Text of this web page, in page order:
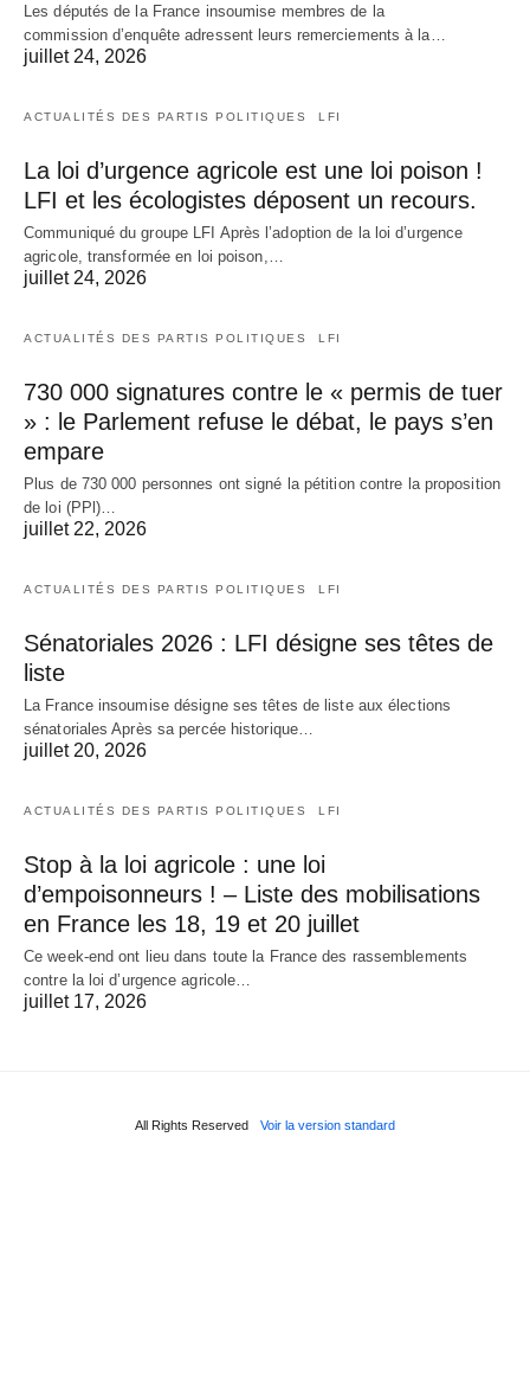
Les députés de la France insoumise membres de la
commission d’enquête adressent leurs remerciements à la…
juillet 24, 2026
ACTUALITÉS DES PARTIS POLITIQUES LFI
La loi d’urgence agricole est une loi poison !
LFI et les écologistes déposent un recours.
Communiqué du groupe LFI Après l’adoption de la loi d’urgence
agricole, transformée en loi poison,…
juillet 24, 2026
ACTUALITÉS DES PARTIS POLITIQUES LFI
730 000 signatures contre le « permis de tuer
» : le Parlement refuse le débat, le pays s’en
empare
Plus de 730 000 personnes ont signé la pétition contre la proposition
de loi (PPl)…
juillet 22, 2026
ACTUALITÉS DES PARTIS POLITIQUES LFI
Sénatoriales 2026 : LFI désigne ses têtes de
liste
La France insoumise désigne ses têtes de liste aux élections
sénatoriales Après sa percée historique…
juillet 20, 2026
ACTUALITÉS DES PARTIS POLITIQUES LFI
Stop à la loi agricole : une loi
d’empoisonneurs ! – Liste des mobilisations
en France les 18, 19 et 20 juillet
Ce week-end ont lieu dans toute la France des rassemblements
contre la loi d’urgence agricole…
juillet 17, 2026
All Rights Reserved Voir la version standard